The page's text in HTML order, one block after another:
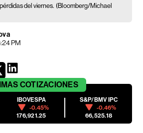
del viernes. (Bloomberg/Michael
PM
COTIZACIONES
IBOVESPA
-0.45%
176,921.25
S&P/BMV IPC
-0.46%
66,525.18